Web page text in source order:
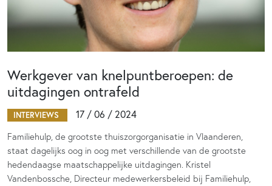
Werkgever van knelpuntberoepen: de
uitdagingen ontrafeld
INTERVIEWS 17 / 06 / 2024
Familiehulp, de grootste thuiszorgorganisatie in Vlaanderen,
staat dagelijks oog in oog met verschillende van de grootste
hedendaagse maatschappelijke uitdagingen. Kristel
Vandenbossche, Directeur medewerkersbeleid bij Familiehulp,